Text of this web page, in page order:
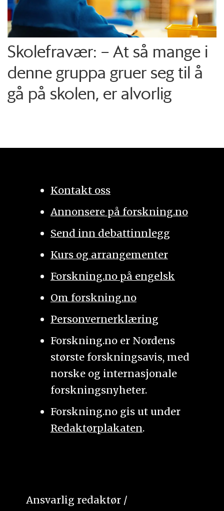
Skolefravær: – At så mange i
denne gruppa gruer seg til å
gå på skolen, er alvorlig
Kontakt oss
Annonsere på forskning.no
Send inn debattinnlegg
Kurs og arrangementer
Forskning.no på engelsk
Om forskning.no
Personvernerklæring
Forskning.no er Nordens
største forskningsavis, med
norske og internasjonale
forskningsnyheter.
Forskning.no gis ut under
Redaktørplakaten.
Ansvarlig redaktør /